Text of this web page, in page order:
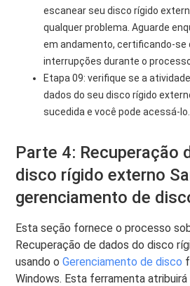
escanear seu disco rígido
qualquer problema. Aguarde
em andamento, certificando-se
interrupções durante o
Etapa 09: verifique se a
dados do seu disco rígido
sucedida e você pode acessá-lo.
Parte 4: Recuperação
disco rígido externo
gerenciamento de
Esta seção fornece o processo
Recuperação de dados do disco
usando oGerenciamento de disco
Windows. Esta ferramenta